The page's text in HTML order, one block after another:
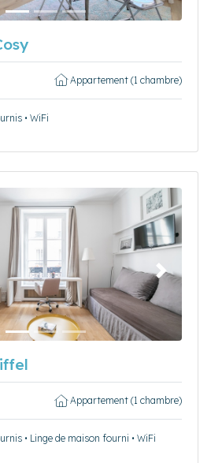
Appartement (1 chambre)
• WiFi
Suivant
Appartement (1 chambre)
• Linge de maison fourni • WiFi